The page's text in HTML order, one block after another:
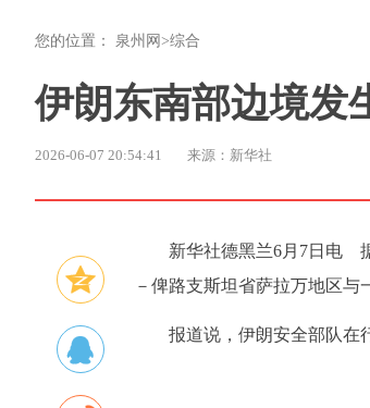
您的位置： 泉州网 >综合
伊朗东南部边境发
2026-06-07 20:54:41 来源：新华社
新华社德黑兰6月7日电
－俾路支斯坦省萨拉万地区与
报道说，伊朗安全部队在